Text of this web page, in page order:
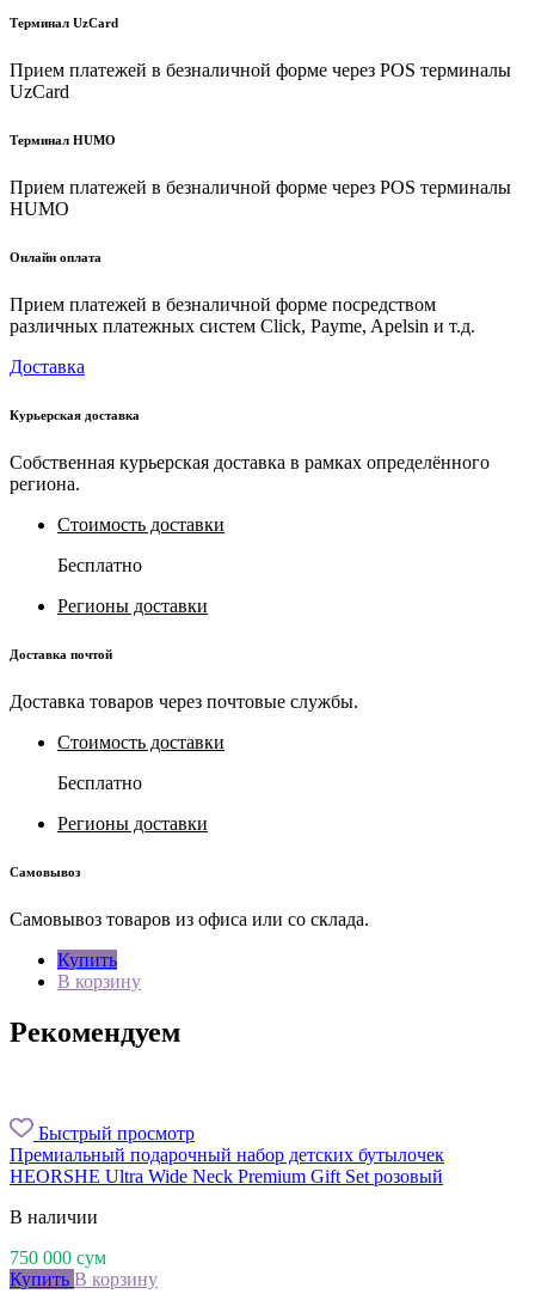
Терминал UzCard
Прием платежей в безналичной форме через POS терминалы
UzCard
Терминал HUMO
Прием платежей в безналичной форме через POS терминалы
HUMO
Онлайн оплата
Прием платежей в безналичной форме посредством
различных платежных систем Click, Payme, Apelsin и т.д.
Доставка
Курьерская доставка
Собственная курьерская доставка в рамках определённого
региона.
Стоимость доставки
Бесплатно
Регионы доставки
Доставка почтой
Доставка товаров через почтовые службы.
Стоимость доставки
Бесплатно
Регионы доставки
Самовывоз
Самовывоз товаров из офиса или со склада.
Купить
В корзину
Рекомендуем
Быстрый просмотр
Премиальный подарочный набор детских бутылочек
HEORSHE Ultra Wide Neck Premium Gift Set розовый
В наличии
750 000 сум
Купить В корзину